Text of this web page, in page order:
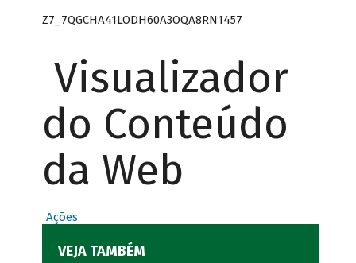
Z7_7QGCHA41LODH60A3OQA8RN1457
Visualizador
do Conteúdo
da Web
Ações
VEJA TAMBÉM